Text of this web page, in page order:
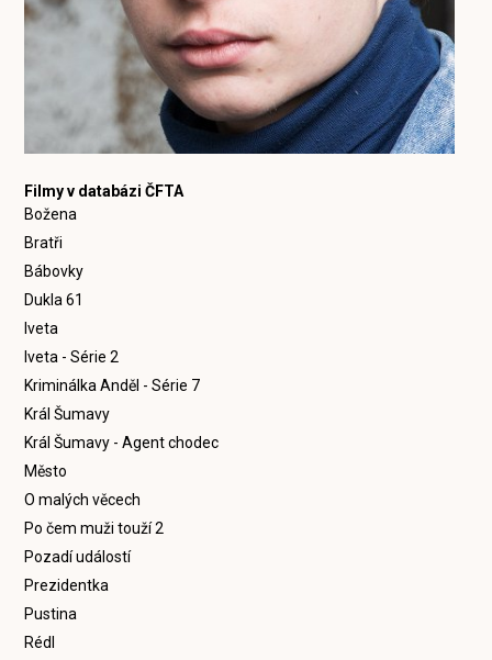
Filmy v databázi ČFTA
Božena
Bratři
Bábovky
Dukla 61
Iveta
Iveta - Série 2
Kriminálka Anděl - Série 7
Král Šumavy
Král Šumavy - Agent chodec
Město
O malých věcech
Po čem muži touží 2
Pozadí událostí
Prezidentka
Pustina
Rédl